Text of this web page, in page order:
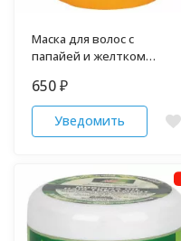
Маска для волос с
папайей и желтком
650₽
Уведомить